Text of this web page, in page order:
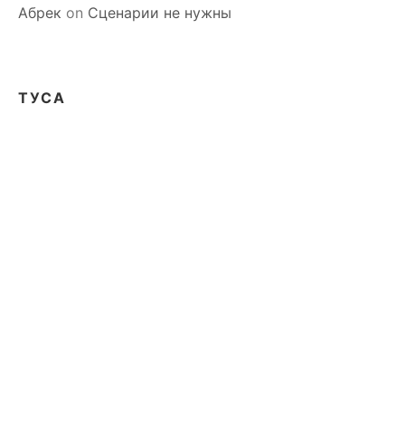
Абрек on Сценарии не нужны
ТУСА